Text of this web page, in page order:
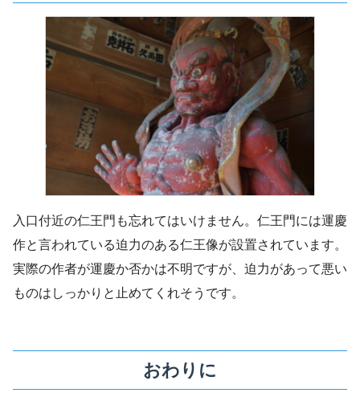
入口付近の仁王門も忘れてはいけません。仁王門には運慶
作と言われている迫力のある仁王像が設置されています。
実際の作者が運慶か否かは不明ですが、迫力があって悪い
ものはしっかりと止めてくれそうです。
おわりに